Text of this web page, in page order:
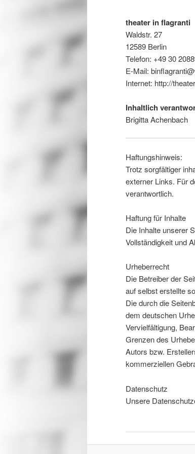
theater in flagranti
Waldstr. 27
12589 Berlin
Telefon: +49 30
E-Mail:
Internet: http://
Inhaltlich
Brigitta Achenbach
Haftungshinweis:
Trotz sorgfältiger
externer Links. Für
verantwortlich.
Haftung für Inhalte
Die Inhalte unserer
Vollständigkeit und
Urheberrecht
Die Betreiber der
auf selbst erstellte
Die durch die
dem deutschen
Vervielfältigung,
Grenzen des
Autors bzw.
kommerziellen
Datenschutz
Unsere